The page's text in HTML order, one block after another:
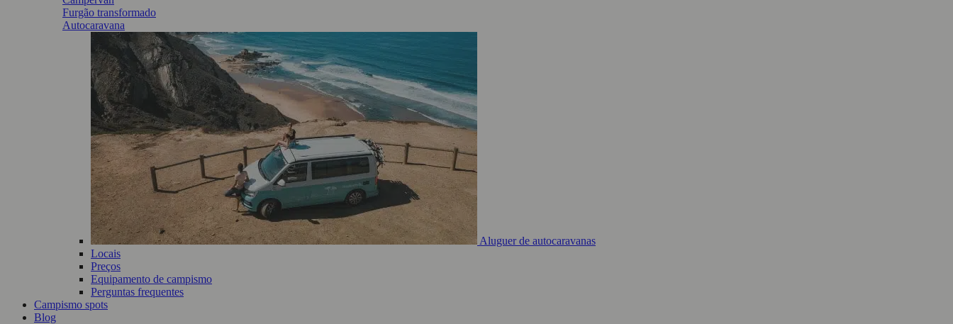
Furgão transformado
Autocaravana
Aluguer de autocaravanas
Locais
Preços
Equipamento de campismo
Perguntas frequentes
Campismo spots
Blog